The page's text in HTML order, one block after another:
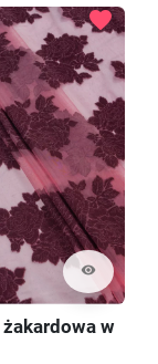
visibility
favorite
w